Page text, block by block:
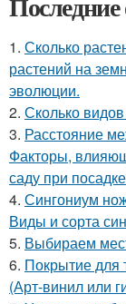
1. Сколько
растений на
эволюции.
2. Сколько
3. Расстояние
Факторы,
саду при посадке
4. Сингониум
Виды и сорта
5. Выбираем
6. Покрытие для
(Арт-винил или